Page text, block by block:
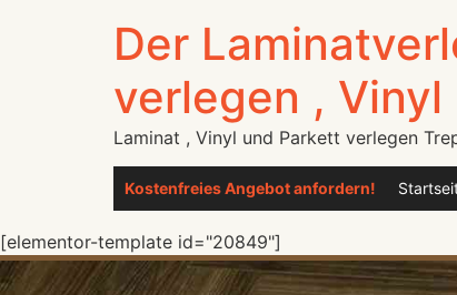
Der
verlegen ,
Laminat , Vinyl und Parkett verlegen
Kostenfreies Angebot anfordern!
[elementor-template id="20849"]